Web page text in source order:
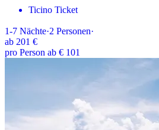
Ticino Ticket
1-7 Nächte·2 Personen·
ab 201 €
pro Person ab € 101